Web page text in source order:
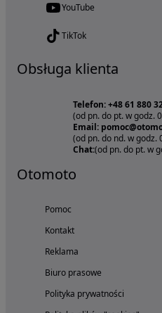
YouTube
TikTok
Obsługa klienta
Telefon: +48 61 880
(od pn. do pt. w godz.
Email:
(od pn. do nd. w godz.
Chat:(od pn. do pt. w
Otomoto
Pomoc
Kontakt
Reklama
Biuro prasowe
Polityka prywatności